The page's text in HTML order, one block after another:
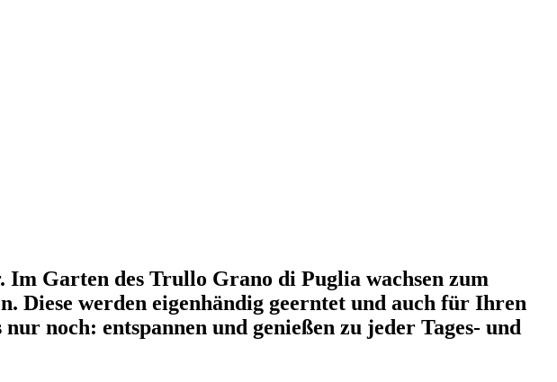
Im Garten des Trullo Grano di Puglia wachsen zum
Diese werden eigenhändig geerntet und auch für Ihren
noch: entspannen und genießen zu jeder Tages- und